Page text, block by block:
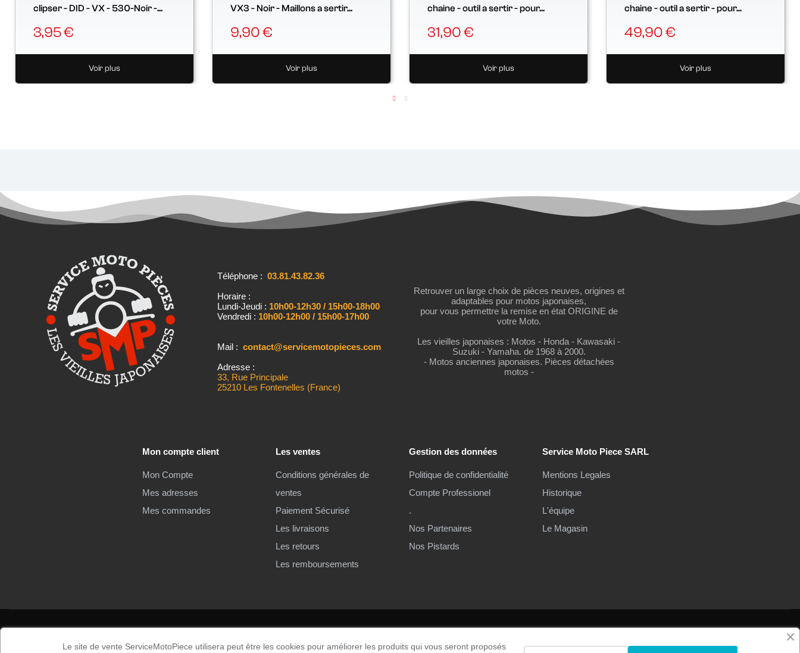
clipser - DID - VX - 530-Noir -...
3,95 €
Voir plus
VX3 - Noir - Maillons a sertir...
9,90 €
Voir plus
chaine - outil a sertir - pour...
31,90 €
Voir plus
chaine - outil a sertir - pour...
49,90 €
Voir plus
Téléphone :03.81.43.82.36
Horaire :
Lundi-Jeudi : 10h00-12h30 / 15h00-18h00
Vendredi : 10h00-12h00 / 15h00-17h00
Mail : contact@servicemotopieces.com
Adresse :
33, Rue Principale
25210 Les Fontenelles (France)
Retrouver un large choix de pièces neuves, origines et
adaptables pour motos japonaises,
pour vous permettre la remise en état ORIGINE de
votre Moto.
Les vieilles japonaises : Motos - Honda - Kawasaki -
Suzuki - Yamaha. de 1968 à 2000.
- Motos anciennes japonaises. Pièces détachées
motos -
Mon compte client
Mon Compte
Mes adresses
Mes commandes
Les ventes
Conditions générales de
ventes
Paiement Sécurisé
Les livraisons
Les retours
Les remboursements
Gestion des données
Politique de confidentialité
Compte Professionel
.
Nos Partenaires
Nos Pistards
Service Moto Piece SARL
Mentions Legales
Historique
L'équipe
Le Magasin
Le site de vente ServiceMotoPiece utilisera peut être les cookies pour améliorer les produits qui vous seront proposés